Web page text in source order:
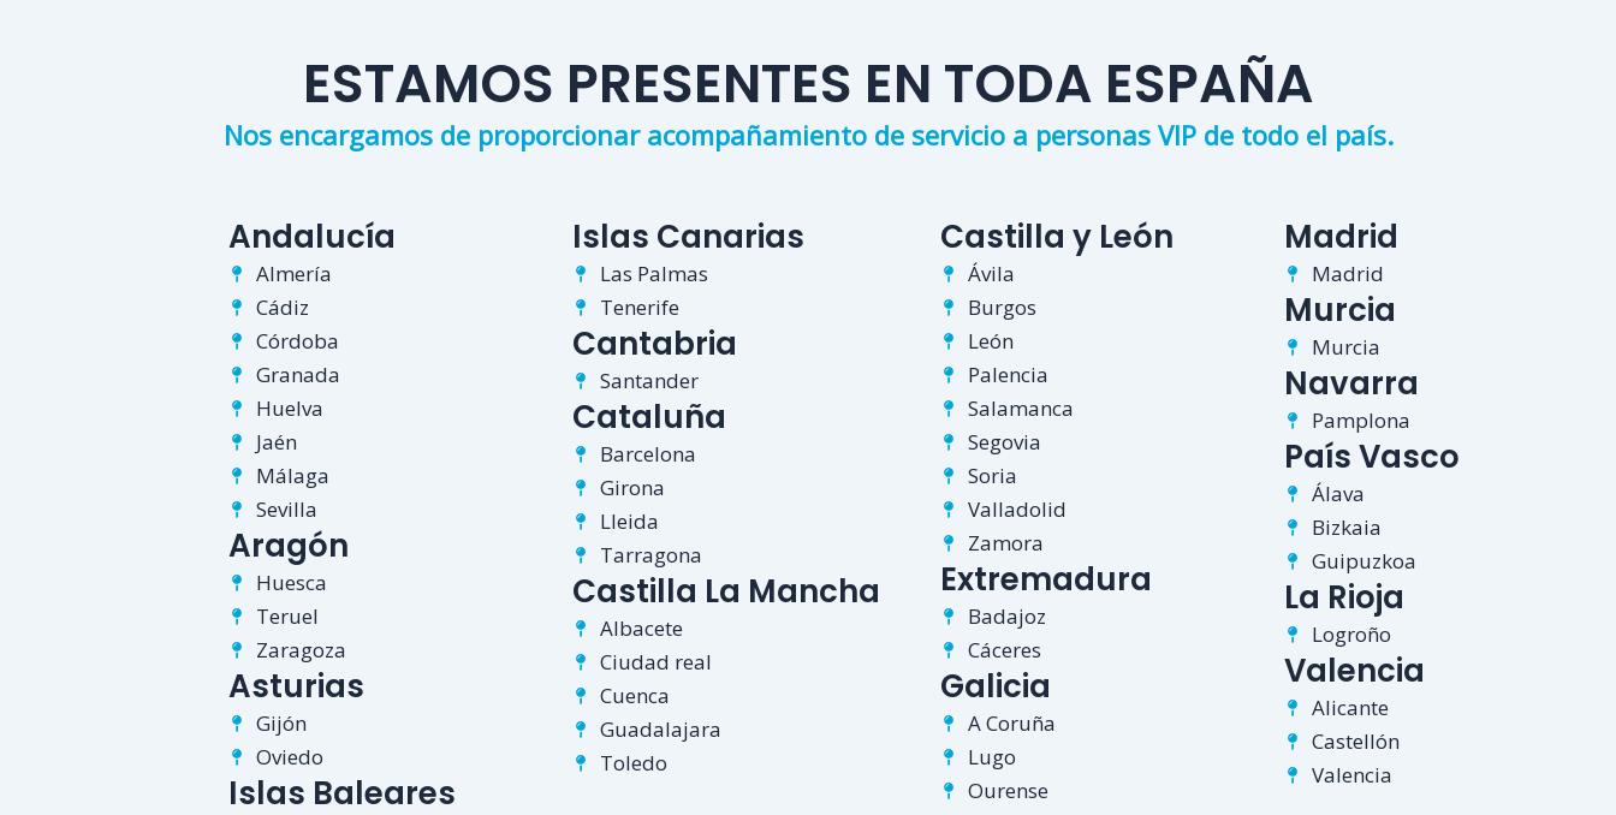
ESTAMOS PRESENTES EN TODA ESPAÑA
Nos encargamos de proporcionar acompañamiento de servicio a personas VIP de todo el país.
Andalucía
Almería
Cádiz
Córdoba
Granada
Huelva
Jaén
Málaga
Sevilla
Aragón
Huesca
Teruel
Zaragoza
Asturias
Gijón
Oviedo
Islas Baleares
Islas Canarias
Las Palmas
Tenerife
Cantabria
Santander
Cataluña
Barcelona
Girona
Lleida
Tarragona
Castilla La Mancha
Albacete
Ciudad real
Cuenca
Guadalajara
Toledo
Castilla y León
Ávila
Burgos
León
Palencia
Salamanca
Segovia
Soria
Valladolid
Zamora
Extremadura
Badajoz
Cáceres
Galicia
A Coruña
Lugo
Ourense
Madrid
Madrid
Murcia
Murcia
Navarra
Pamplona
País Vasco
Álava
Bizkaia
Guipuzkoa
La Rioja
Logroño
Valencia
Alicante
Castellón
Valencia